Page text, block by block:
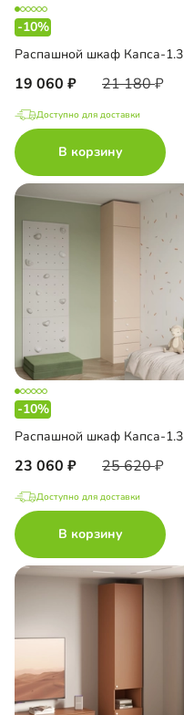
-10%
Распашной шкаф Капса-1.3
19 060 21 180
Доступно для доставки
В корзину
-10%
23 060 25 620
Доступно для доставки
В корзину